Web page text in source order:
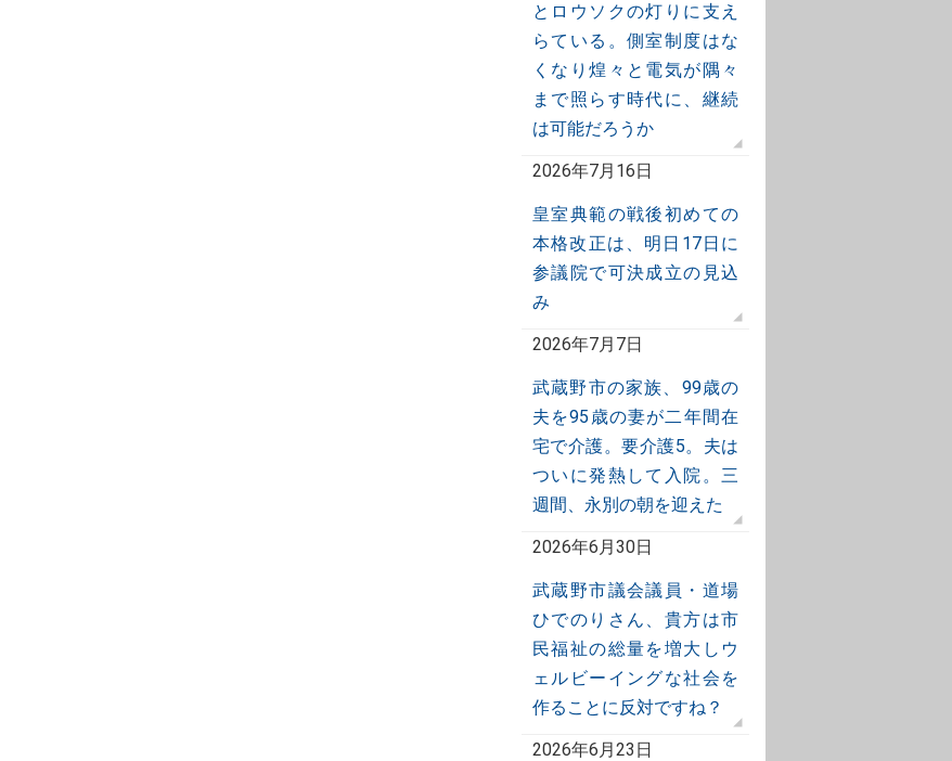
とロウソクの灯りに支え
らている。側室制度はな
くなり煌々と電気が隅々
まで照らす時代に、継続
は可能だろうか
2026年7月16日
皇室典範の戦後初めての
本格改正は、明日17日に
参議院で可決成立の見込
み
2026年7月7日
武蔵野市の家族、99歳の
夫を95歳の妻が二年間在
宅で介護。要介護5。夫は
ついに発熱して入院。三
週間、永別の朝を迎えた
2026年6月30日
武蔵野市議会議員・道場
ひでのりさん、貴方は市
民福祉の総量を増大しウ
ェルビーイングな社会を
作ることに反対ですね？
2026年6月23日